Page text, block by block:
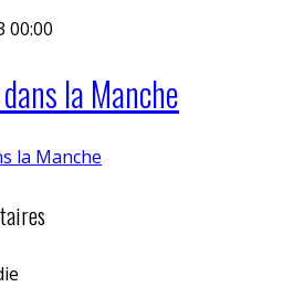
00:00
la Manche